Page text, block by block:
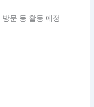
문 등 활동 예정